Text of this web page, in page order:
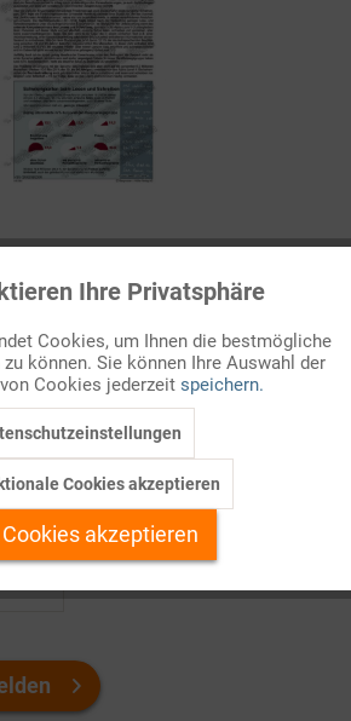
denen elementarer Lese- und
legte ein Forschungsteam der
eine Studie vor, die das Ausmaß
wie er damals bezeichnet
Abstufungen erfasste.
brauchen Sie?
Aktiv
Inaktiv
Inaktiv
Ihre Privatsphäre
Cookies, um Ihnen die bestmögliche
können. Sie können Ihre Auswahl der
Cookies jederzeit speichern.
Cookies akzeptieren
akzeptieren